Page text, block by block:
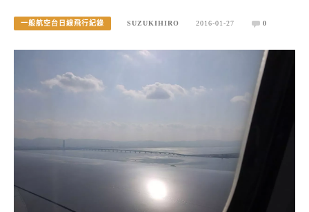
一般航空台日線飛行紀錄 SUZUKIHIRO 2016-01-27 0